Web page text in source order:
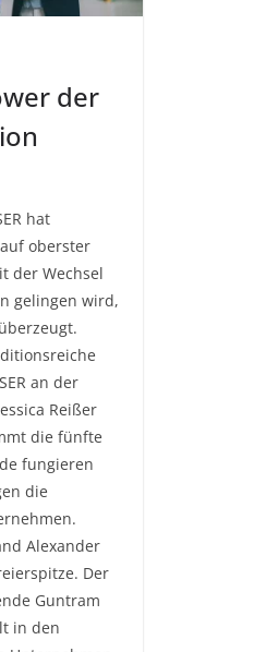
der
hat
oberster
der Wechsel
gelingen wird,
an der
Reißer
die fünfte
fungieren
die
Alexander
Der
Guntram
in den